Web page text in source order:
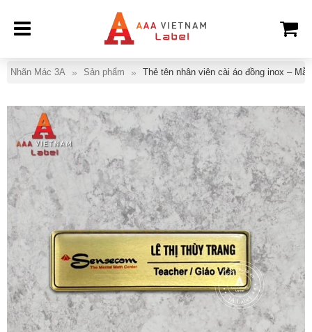
Nhãn Mác 3A Sản phẩm Thẻ tên nhân viên cài áo đồng inox –